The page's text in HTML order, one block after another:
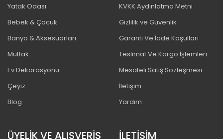
Yatak Odası
Bebek & Çocuk
Banyo & Aksesuarları
Mutfak
Ev Dekorasyonu
Çeyiz
Blog
KVKK Aydınlatma Metni
Gizlilik ve Güvenlik
Garanti Ve İade Koşulları
Teslimat Ve Kargo İşlemleri
Mesafeli Satış Sözleşmesi
İletişim
Yardım
ÜYELİK VE ALIŞVERİŞ İLETİŞİM